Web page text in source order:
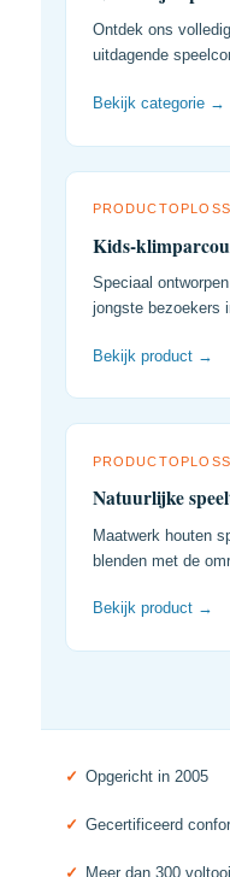
Ontdek ons
uitdagende
Bekijk categorie →
Kids-
Speciaal
jongste bezoekers
Bekijk product →
Natuurlijke
Maatwerk houten
blenden met de
Bekijk product →
✓ Opgericht in 2005
✓ Gecertificeerd
✓ Meer dan 300